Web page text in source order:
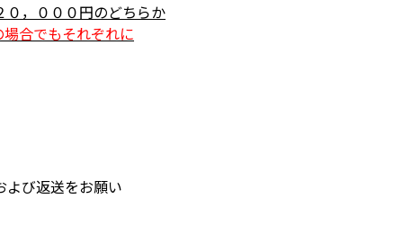
，０００円のどちらか
合でもそれぞれに
よび返送をお願い